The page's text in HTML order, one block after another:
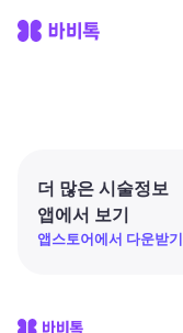
더 많은 시술정보
앱에서 보기
앱스토어에서 다운받기